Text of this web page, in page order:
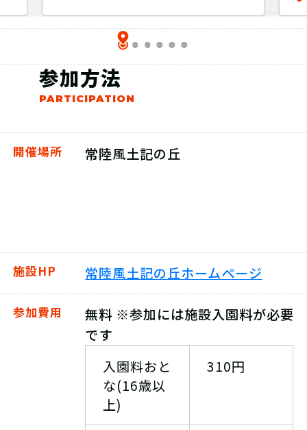
参加方法
開催場所 常陸風土記の丘
施設HP 常陸風土記の丘ホームページ
参加費用
無料 ※参加には施設入園料が必要
です
入園料おと
な(16歳以
上)
310円